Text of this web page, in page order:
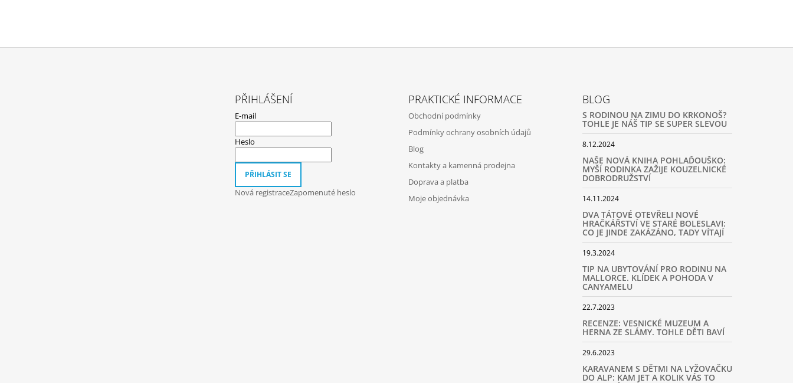
PŘIHLÁŠENÍ
E-mail
Heslo
PŘIHLÁSIT SE
Nová registraceZapomenuté heslo
PRAKTICKÉ INFORMACE
Obchodní podmínky
Podmínky ochrany osobních údajů
Blog
Kontakty a kamenná prodejna
Doprava a platba
Moje objednávka
BLOG
S RODINOU NA ZIMU DO KRKONOŠ?
TOHLE JE NÁŠ TIP SE SUPER SLEVOU
8.12.2024
NAŠE NOVÁ KNIHA POHLAĎOUŠKO:
MYŠÍ RODINKA ZAŽIJE KOUZELNICKÉ
DOBRODRUŽSTVÍ
14.11.2024
DVA TÁTOVÉ OTEVŘELI NOVÉ
HRAČKÁŘSTVÍ VE STARÉ BOLESLAVI:
CO JE JINDE ZAKÁZÁNO, TADY VÍTAJÍ
19.3.2024
TIP NA UBYTOVÁNÍ PRO RODINU NA
MALLORCE. KLÍDEK A POHODA V
CANYAMELU
22.7.2023
RECENZE: VESNICKÉ MUZEUM A
HERNA ZE SLÁMY. TOHLE DĚTI BAVÍ
29.6.2023
KARAVANEM S DĚTMI NA LYŽOVAČKU
DO ALP: KAM JET A KOLIK VÁS TO